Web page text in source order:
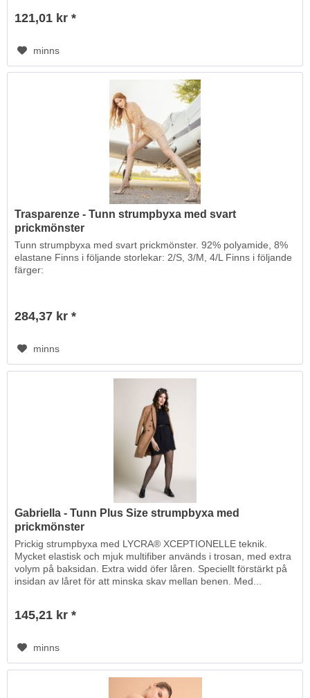
121,01 kr *
minns
Trasparenze - Tunn strumpbyxa med svart
prickmönster
Tunn strumpbyxa med svart prickmönster. 92% polyamide, 8%
elastane Finns i följande storlekar: 2/S, 3/M, 4/L Finns i följande
färger:
284,37 kr *
minns
Gabriella - Tunn Plus Size strumpbyxa med
prickmönster
Prickig strumpbyxa med LYCRA® XCEPTIONELLE teknik.
Mycket elastisk och mjuk multifiber används i trosan, med extra
volym på baksidan. Extra widd öfer låren. Speciellt förstärkt på
insidan av låret för att minska skav mellan benen. Med...
145,21 kr *
minns